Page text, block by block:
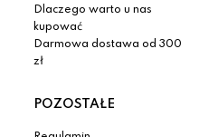
Dlaczego warto u nas
kupować
Darmowa dostawa od 300
zł
POZOSTAŁE